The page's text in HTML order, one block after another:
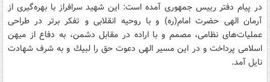
در پیام دفتر رییس جمهوری آمده است: این شهید سرافراز با بهره‌گیری از
آرمان الهی حضرت امام‌(ره) و با روحیه انقلابی و تفكر برتر در طراحی
عملیات‌های نظامی، مصمم و با اراده در مقابل دشمن، به دفاع از میهن
اسلامی پرداخت و در این مسیر الهی دعوت حق را لبیك و به شرف شهادت
نایل آمد.